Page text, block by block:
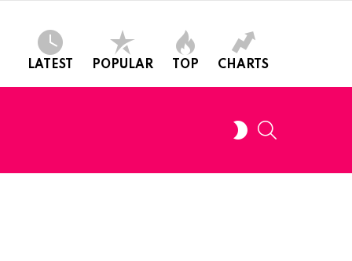
LATEST POPULAR TOP CHARTS
SWITCH
SKIN